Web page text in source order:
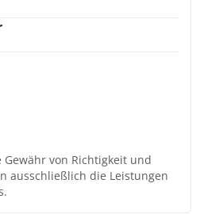
von Richtigkeit und
ausschließlich die Leistungen